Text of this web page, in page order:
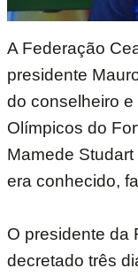
A Federação
presidente
do conselheiro
Olímpicos do
Mamede
era conhecido,
O presidente da
decretado três